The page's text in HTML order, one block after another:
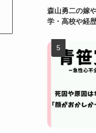
森山勇二の嫁
学・高校や経